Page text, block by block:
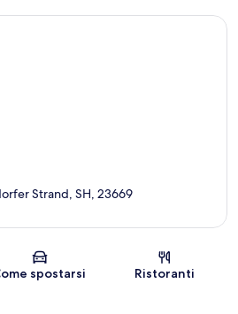
Mappa
Strand, SH, 23669
spostarsi Ristoranti